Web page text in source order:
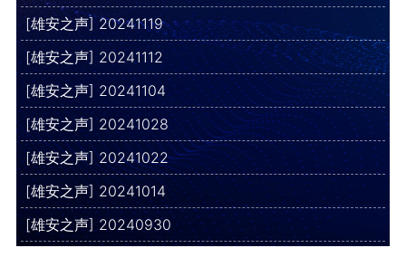
[雄安之声] 20241119
[雄安之声] 20241112
[雄安之声] 20241104
[雄安之声] 20241028
[雄安之声] 20241022
[雄安之声] 20241014
[雄安之声] 20240930